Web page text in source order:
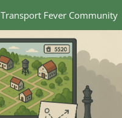
Fever Community